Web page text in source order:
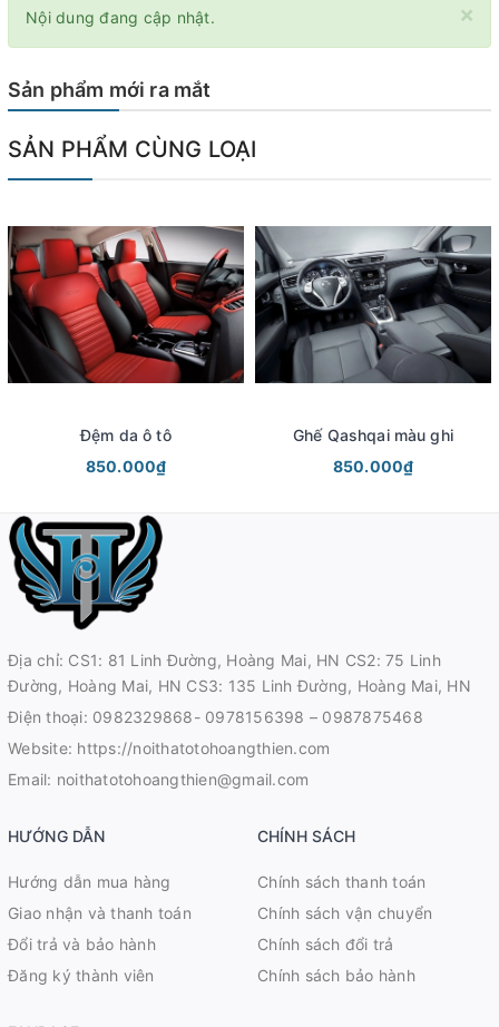
×
Nội dung đang cập nhật.
Sản phẩm mới ra mắt
SẢN PHẨM CÙNG LOẠI
Đệm da ô tô
850.000₫
Ghế Qashqai màu ghi
850.000₫
Địa chỉ: CS1: 81 Linh Đường, Hoàng Mai, HN CS2: 75 Linh
Đường, Hoàng Mai, HN CS3: 135 Linh Đường, Hoàng Mai, HN
Điện thoại: 0982329868- 0978156398 – 0987875468
Website: https://noithatotohoangthien.com
Email: noithatotohoangthien@gmail.com
HƯỚNG DẪN
Hướng dẫn mua hàng
Giao nhận và thanh toán
Đổi trả và bảo hành
Đăng ký thành viên
CHÍNH SÁCH
Chính sách thanh toán
Chính sách vận chuyển
Chính sách đổi trả
Chính sách bảo hành